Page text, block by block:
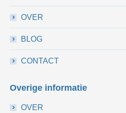
OVER
BLOG
CONTACT
Overige informatie
OVER